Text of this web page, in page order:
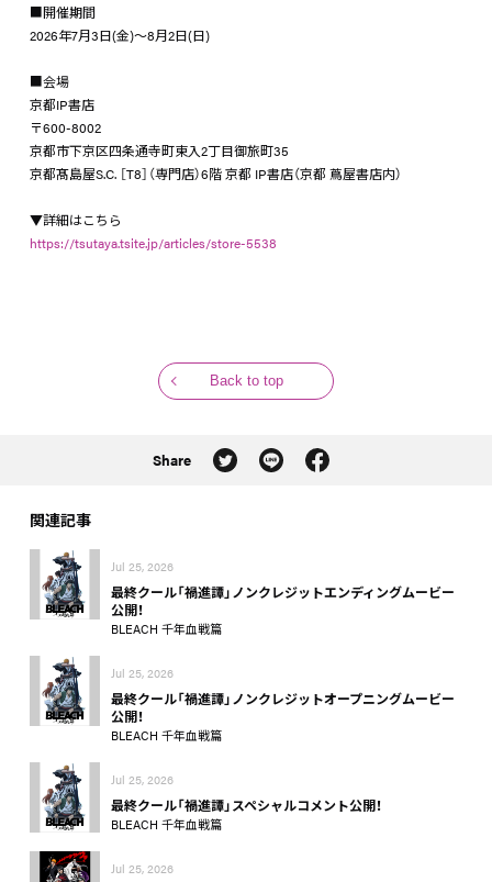
■開催期間
2026年7月3日(金)～8月2日(日)
■会場
京都IP書店
〒600-8002
京都市下京区四条通寺町東入2丁目御旅町35
京都髙島屋S.C. ［T8］（専門店）6階 京都 IP書店（京都 蔦屋書店内）
▼詳細はこちら
https://tsutaya.tsite.jp/articles/store-5538
Back to top
Share
関連記事
Jul 25, 2026
最終クール「禍進譚」ノンクレジットエンディングムービー
公開！
BLEACH 千年血戦篇
Jul 25, 2026
最終クール「禍進譚」ノンクレジットオープニングムービー
公開！
BLEACH 千年血戦篇
Jul 25, 2026
最終クール「禍進譚」スペシャルコメント公開！
BLEACH 千年血戦篇
Jul 25, 2026